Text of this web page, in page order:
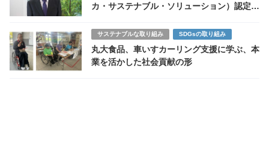
カ・サステナブル・ソリューション）認定制
サステナブルな取り組み SDGsの取り組み
丸大食品、車いすカーリング支援に学ぶ、本
業を活かした社会貢献の形